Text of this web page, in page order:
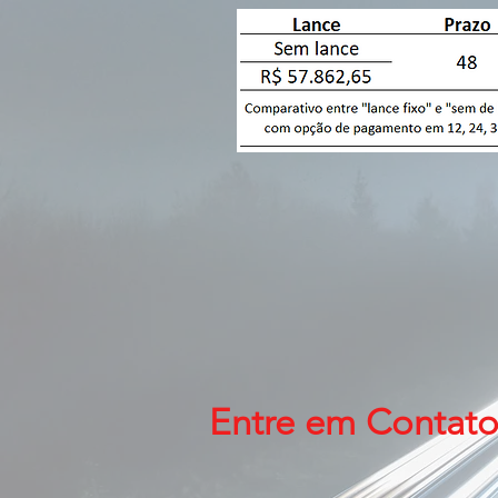
Entre em Contato